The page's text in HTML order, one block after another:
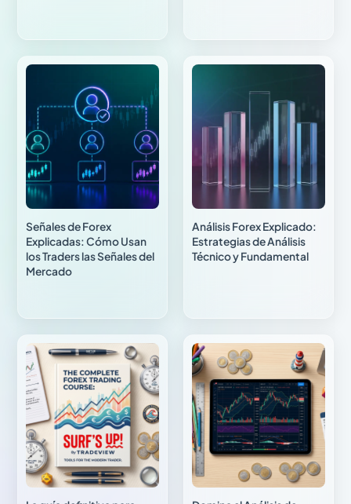
Señales de Forex
Explicadas: Cómo Usan
los Traders las Señales del
Mercado
Análisis Forex Explicado:
Estrategias de Análisis
Técnico y Fundamental